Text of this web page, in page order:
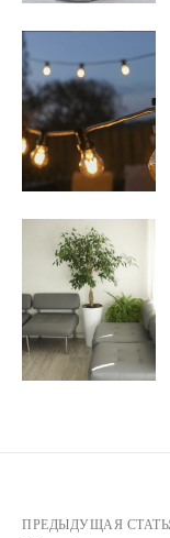
ПРЕДЫДУЩАЯ